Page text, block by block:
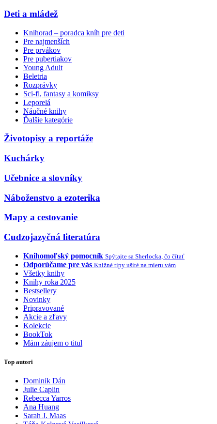
Deti a mládež
Knihorad – poradca kníh pre deti
Pre najmenších
Pre prvákov
Pre pubertiakov
Young Adult
Beletria
Rozprávky
Sci-fi, fantasy a komiksy
Leporelá
Náučné knihy
Ďalšie kategórie
Životopisy a reportáže
Kuchárky
Učebnice a slovníky
Náboženstvo a ezoterika
Mapy a cestovanie
Cudzojazyčná literatúra
Knihomoľský pomocník Spýtajte sa Sherlocka, čo čítať
Odporúčame pre vás Knižné tipy ušité na mieru vám
Všetky knihy
Knihy roka 2025
Bestsellery
Novinky
Pripravované
Akcie a zľavy
Kolekcie
BookTok
Mám záujem o titul
Top autori
Dominik Dán
Julie Caplin
Rebecca Yarros
Ana Huang
Sarah J. Maas